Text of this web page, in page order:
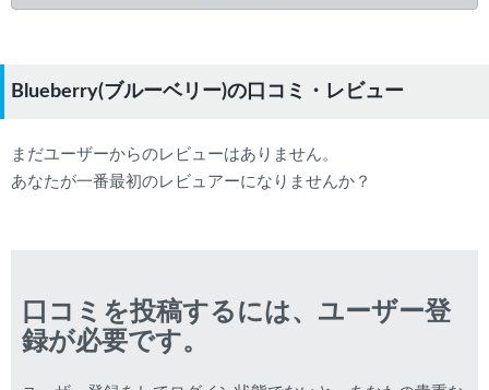
Blueberry(ブルーベリー)の口コミ・レビュー
まだユーザーからのレビューはありません。
あなたが一番最初のレビュアーになりませんか？
口コミを投稿するには、ユーザー登
録が必要です。